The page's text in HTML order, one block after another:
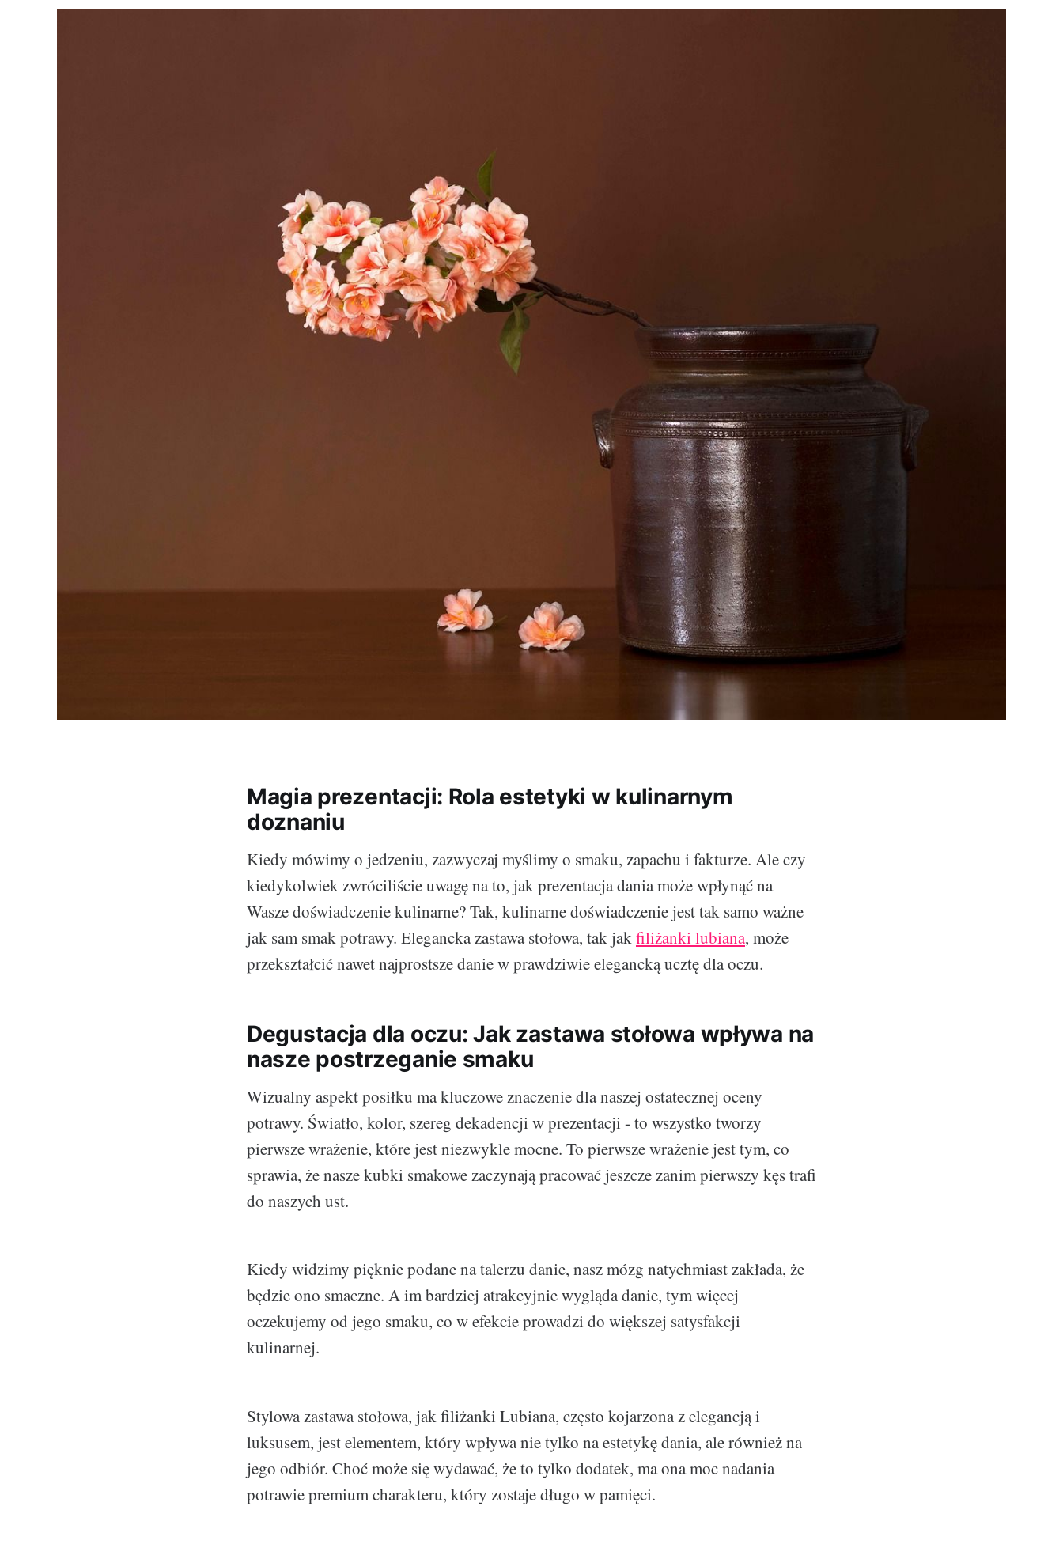
Magia prezentacji: Rola estetyki w kulinarnym
doznaniu
Kiedy mówimy o jedzeniu, zazwyczaj myślimy o smaku, zapachu i fakturze. Ale czy
kiedykolwiek zwróciliście uwagę na to, jak prezentacja dania może wpłynąć na
Wasze doświadczenie kulinarne? Tak, kulinarne doświadczenie jest tak samo ważne
jak sam smak potrawy. Elegancka zastawa stołowa, tak jakfiliżanki lubiana, może
przekształcić nawet najprostsze danie w prawdziwie elegancką ucztę dla oczu.
Degustacja dla oczu: Jak zastawa stołowa wpływa na
nasze postrzeganie smaku
Wizualny aspekt posiłku ma kluczowe znaczenie dla naszej ostatecznej oceny
potrawy. Światło, kolor, szereg dekadencji w prezentacji - to wszystko tworzy
pierwsze wrażenie, które jest niezwykle mocne. To pierwsze wrażenie jest tym, co
sprawia, że nasze kubki smakowe zaczynają pracować jeszcze zanim pierwszy kęs trafi
do naszych ust.
Kiedy widzimy pięknie podane na talerzu danie, nasz mózg natychmiast zakłada, że
będzie ono smaczne. A im bardziej atrakcyjnie wygląda danie, tym więcej
oczekujemy od jego smaku, co w efekcie prowadzi do większej satysfakcji
kulinarnej.
Stylowa zastawa stołowa, jak filiżanki Lubiana, często kojarzona z elegancją i
luksusem, jest elementem, który wpływa nie tylko na estetykę dania, ale również na
jego odbiór. Choć może się wydawać, że to tylko dodatek, ma ona moc nadania
potrawie premium charakteru, który zostaje długo w pamięci.